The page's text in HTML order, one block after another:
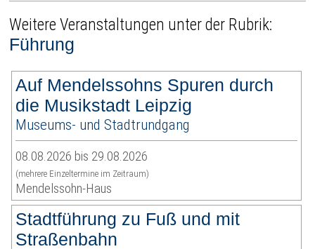
Weitere Veranstaltungen unter der Rubrik:
Führung
Auf Mendelssohns Spuren durch
die Musikstadt Leipzig
Museums- und Stadtrundgang
08.08.2026 bis 29.08.2026
(mehrere Einzeltermine im Zeitraum)
Mendelssohn-Haus
Stadtführung zu Fuß und mit
Straßenbahn